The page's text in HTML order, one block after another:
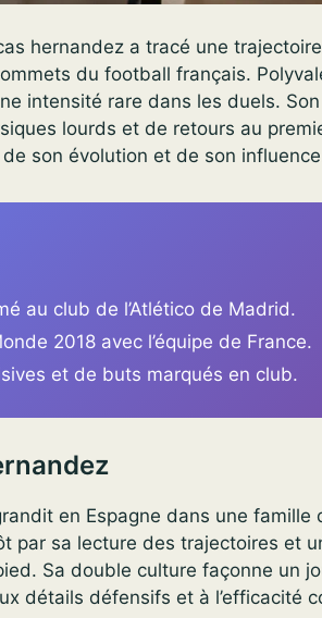
hernandez a tracé une
du football français.
intensité rare dans les duels.
lourds et de retours au
son évolution et de son
au club de l’Atlético de Madrid.
2018 avec l’équipe de France.
et de buts marqués en club.
en Espagne dans une famille
par sa lecture des trajectoires et
Sa double culture façonne un
détails défensifs et à l’efficacité